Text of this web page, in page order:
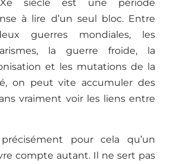
siècle est une période
à lire d’un seul bloc. Entre
guerres mondiales, les
la guerre froide, la
et les mutations de la
on peut vite accumuler des
vraiment voir les liens entre
précisément pour cela qu’un
compte autant. Il ne sert pas